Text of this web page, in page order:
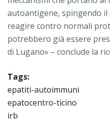
autoantigene, spingendo
reagire contro normali
potrebbero già essere
di Lugano» – conclude la
Tags:
epatiti-autoimmuni
epatocentro-ticino
irb